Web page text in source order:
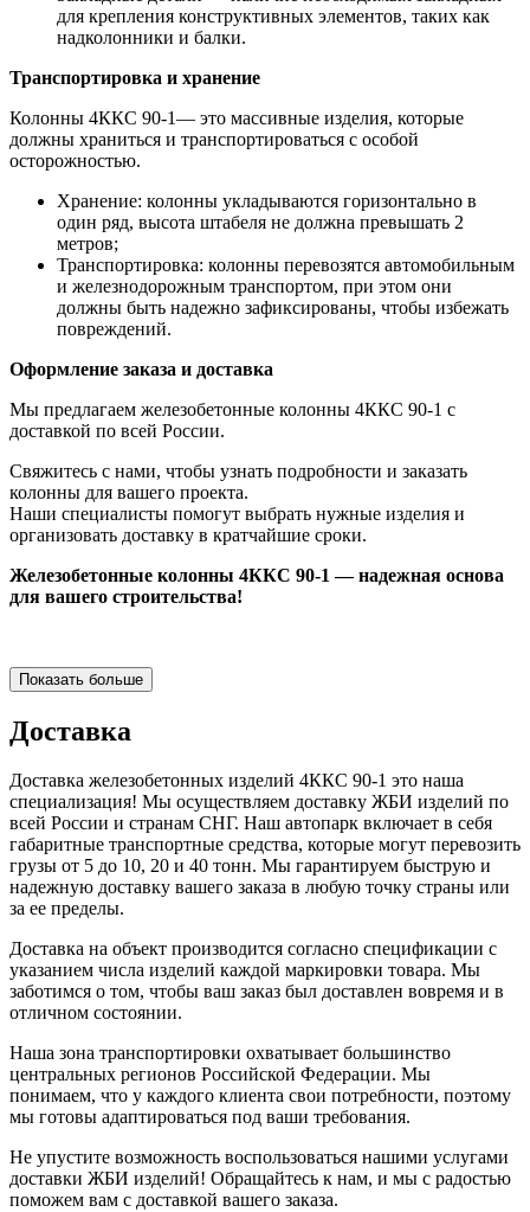
для крепления конструктивных элементов, таких как
надколонники и балки.
Транспортировка и хранение
Колонны 4ККС 90-1— это массивные изделия, которые
должны храниться и транспортироваться с особой
осторожностью.
Хранение: колонны укладываются горизонтально в
один ряд, высота штабеля не должна превышать 2
метров;
Транспортировка: колонны перевозятся автомобильным
и железнодорожным транспортом, при этом они
должны быть надежно зафиксированы, чтобы избежать
повреждений.
Оформление заказа и доставка
Мы предлагаем железобетонные колонны 4ККС 90-1 с
доставкой по всей России.
Свяжитесь с нами, чтобы узнать подробности и заказать
колонны для вашего проекта.
Наши специалисты помогут выбрать нужные изделия и
организовать доставку в кратчайшие сроки.
Железобетонные колонны 4ККС 90-1 — надежная основа
для вашего строительства!
Показать больше
Доставка
Доставка железобетонных изделий 4ККС 90-1 это наша
специализация! Мы осуществляем доставку ЖБИ изделий по
всей России и странам СНГ. Наш автопарк включает в себя
габаритные транспортные средства, которые могут перевозить
грузы от 5 до 10, 20 и 40 тонн. Мы гарантируем быструю и
надежную доставку вашего заказа в любую точку страны или
за ее пределы.
Доставка на объект производится согласно спецификации с
указанием числа изделий каждой маркировки товара. Мы
заботимся о том, чтобы ваш заказ был доставлен вовремя и в
отличном состоянии.
Наша зона транспортировки охватывает большинство
центральных регионов Российской Федерации. Мы
понимаем, что у каждого клиента свои потребности, поэтому
мы готовы адаптироваться под ваши требования.
Не упустите возможность воспользоваться нашими услугами
доставки ЖБИ изделий! Обращайтесь к нам, и мы с радостью
поможем вам с доставкой вашего заказа.